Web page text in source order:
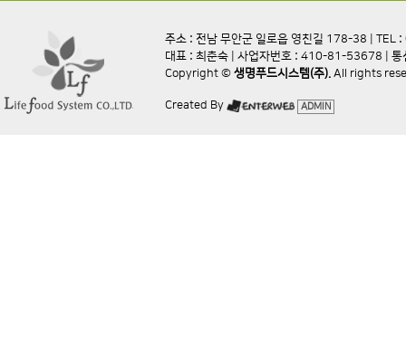
주소 : 전남 무안군 일로읍 영친길 178-38 |
대표 : 최춘숙 | 사업자번호 : 410-81-53678 |
Copyright © 생명푸드시스템(주). All rights
Created By ADMIN